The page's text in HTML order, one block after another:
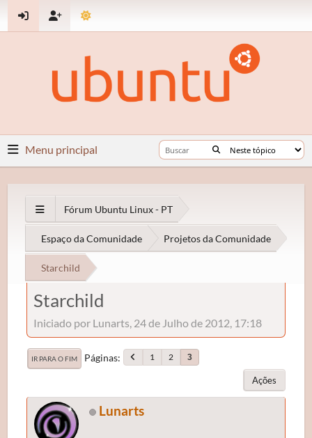
Menu principal
Fórum Ubuntu Linux - PT
Espaço da Comunidade Projetos da Comunidade
Starchild
Starchild
Iniciado por Lunarts, 24 de Julho de 2012, 17:18
IR PARA O FIM Páginas 1 2 3
Ações
Lunarts